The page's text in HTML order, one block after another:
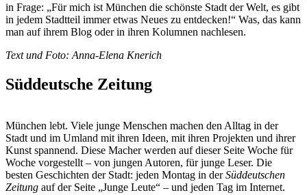
in Frage: „Für mich ist München die schönste Stadt der Welt, es gibt
in jedem Stadtteil immer etwas Neues zu entdecken!“ Was, das kann
man auf ihrem Blog oder in ihren Kolumnen nachlesen.
Text und Foto: Anna-Elena Knerich
Süddeutsche Zeitung
München lebt. Viele junge Menschen machen den Alltag in der
Stadt und im Umland mit ihren Ideen, mit ihren Projekten und ihrer
Kunst spannend. Diese Macher werden auf dieser Seite Woche für
Woche vorgestellt – von jungen Autoren, für junge Leser. Die
besten Geschichten der Stadt: jeden Montag in derSüddeutschen
Zeitung auf der Seite „Junge Leute“ – und jeden Tag im Internet.